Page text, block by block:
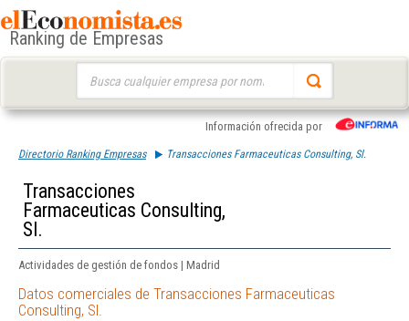
Ranking de Empresas
Información ofrecida por
Directorio Ranking Empresas Transacciones Farmaceuticas Consulting, Sl.
Transacciones
Farmaceuticas Consulting,
Sl.
Actividades de gestión de fondos | Madrid
Datos comerciales de Transacciones Farmaceuticas
Consulting, Sl.